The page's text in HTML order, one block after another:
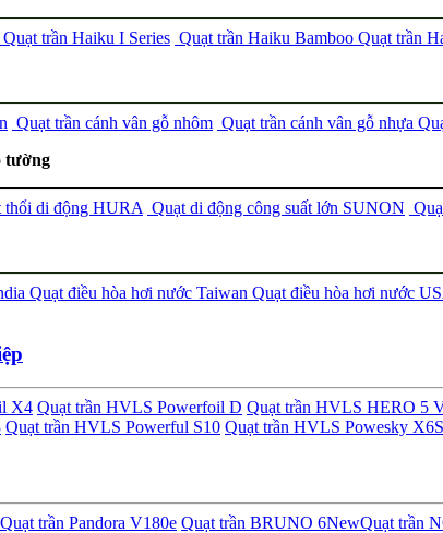
Quạt trần Haiku I Series Quạt trần Haiku Bamboo Quạt trần
Quạt trần cánh vân gỗ nhôm Quạt trần cánh vân gỗ nhựa
tường
thổi di động HURA Quạt di động công suất lớn SUNON
Quạt điều hòa hơi nước Taiwan Quạt điều hòa hơi nước
X4 Quạt trần HVLS Powerfoil D Quạt trần HVLS HERO 5
Quạt trần HVLS Powerful S10 Quạt trần HVLS Powesky X6
Quạt trần Pandora V180e Quạt trần BRUNO 6NewQuạt trần